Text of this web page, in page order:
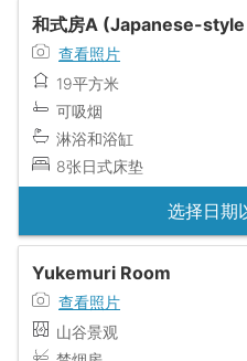
和式房A (Japanese-
查看照片
19平方米
可吸烟
淋浴和浴缸
8张日式床垫
选择日期
Yukemuri Room
查看照片
山谷景观